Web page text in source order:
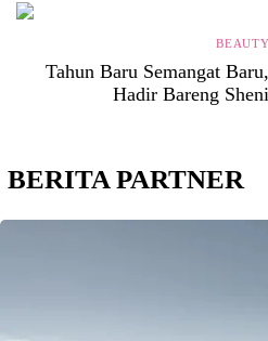
BEAUTY
Tahun Baru Semangat
Hadir Bareng